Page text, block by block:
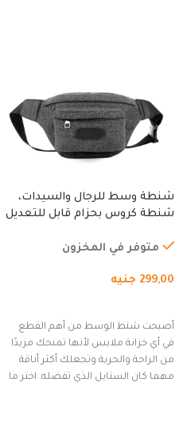
شنطة وسط للرجال والسيدات،
شنطة كروس بحزام قابل للتعديل
السفر، الجري العادي، المشي
(رمادي)
متوفر في المخزون
299,00 جنيه
أصبحت شنط الوسط من أهم القطع
في أي خزانة ملابس لأنها تمنحك مزيدًا
من الراحة والحرية وتجعلك أكثر أناقة
مهما كان الستايل الذي تفضله. اختر ما